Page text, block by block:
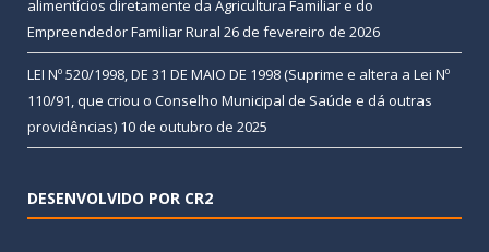
alimentícios diretamente da Agricultura Familiar e do
Empreendedor Familiar Rural 26 de fevereiro de 2026
LEI Nº 520/1998, DE 31 DE MAIO DE 1998 (Suprime e altera a Lei Nº
110/91, que criou o Conselho Municipal de Saúde e dá outras
providências) 10 de outubro de 2025
DESENVOLVIDO POR CR2